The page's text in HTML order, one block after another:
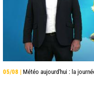
05/08 | Météo aujourd'hui : la journée la